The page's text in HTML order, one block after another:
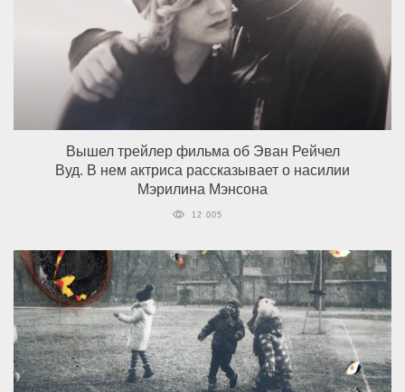
Вышел трейлер фильма об Эван Рейчел
Вуд. В нем актриса рассказывает о насилии
Мэрилина Мэнсона
12 005